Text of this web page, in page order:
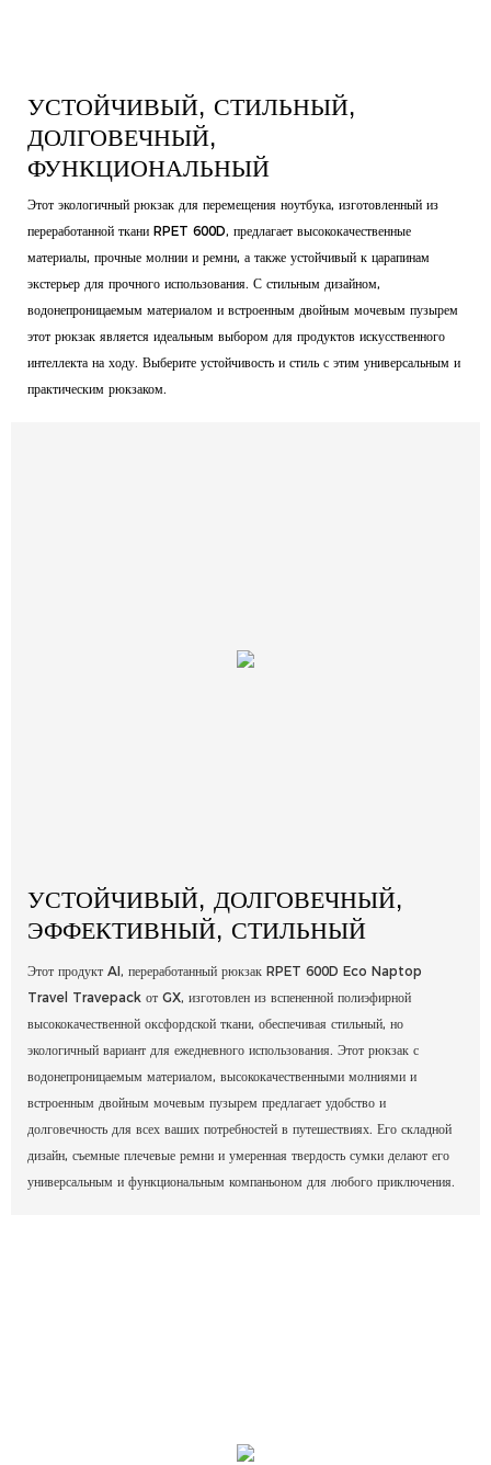
УСТОЙЧИВЫЙ, СТИЛЬНЫЙ,
ДОЛГОВЕЧНЫЙ,
ФУНКЦИОНАЛЬНЫЙ
Этот экологичный рюкзак для перемещения ноутбука, изготовленный из
переработанной ткани RPET 600D, предлагает высококачественные
материалы, прочные молнии и ремни, а также устойчивый к царапинам
экстерьер для прочного использования. С стильным дизайном,
водонепроницаемым материалом и встроенным двойным мочевым пузырем
этот рюкзак является идеальным выбором для продуктов искусственного
интеллекта на ходу. Выберите устойчивость и стиль с этим универсальным и
практическим рюкзаком.
УСТОЙЧИВЫЙ, ДОЛГОВЕЧНЫЙ,
ЭФФЕКТИВНЫЙ, СТИЛЬНЫЙ
Этот продукт AI, переработанный рюкзак RPET 600D Eco Naptop
Travel Travepack от GX, изготовлен из вспененной полиэфирной
высококачественной оксфордской ткани, обеспечивая стильный, но
экологичный вариант для ежедневного использования. Этот рюкзак с
водонепроницаемым материалом, высококачественными молниями и
встроенным двойным мочевым пузырем предлагает удобство и
долговечность для всех ваших потребностей в путешествиях. Его складной
дизайн, съемные плечевые ремни и умеренная твердость сумки делают его
универсальным и функциональным компаньоном для любого приключения.